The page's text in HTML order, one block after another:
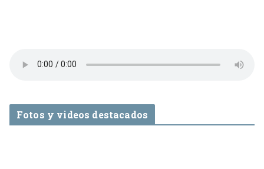
Fotos y videos destacados